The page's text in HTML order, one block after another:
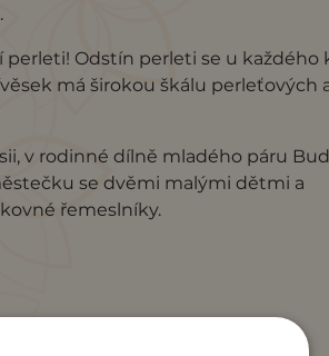
perleti! Odstín perleti se u každého
má širokou škálu perleťových
v rodinné dílně mladého páru
se dvěmi malými dětmi a
řemeslníky.